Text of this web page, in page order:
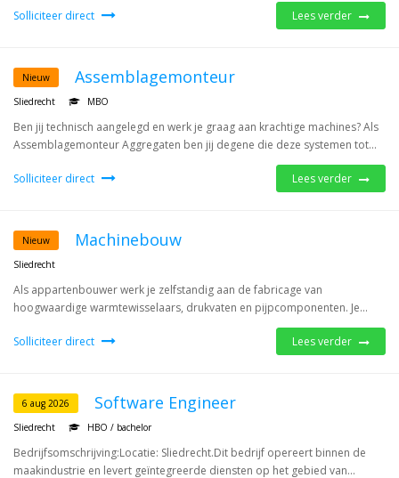
Solliciteer direct Lees verder
Nieuw Assemblagemonteur
Sliedrecht MBO
Ben jij technisch aangelegd en werk je graag aan krachtige machines? Als
Assemblagemonteur Aggregaten ben jij degene die deze systemen tot...
Solliciteer direct Lees verder
Nieuw Machinebouw
Sliedrecht
Als appartenbouwer werk je zelfstandig aan de fabricage van
hoogwaardige warmtewisselaars, drukvaten en pijpcomponenten. Je...
Solliciteer direct Lees verder
6 aug 2026 Software Engineer
Sliedrecht HBO / bachelor
Bedrijfsomschrijving:Locatie: Sliedrecht.Dit bedrijf opereert binnen de
maakindustrie en levert geïntegreerde diensten op het gebied van...